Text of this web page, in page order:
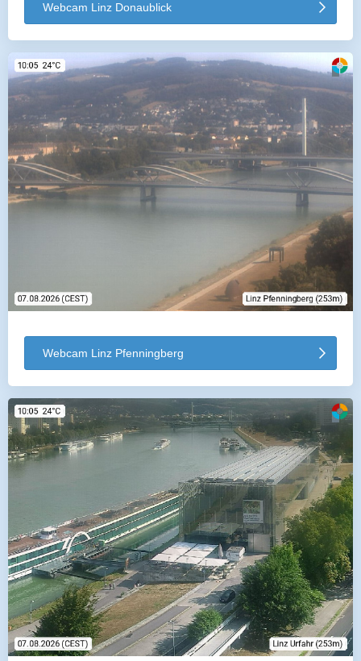
Webcam Linz Donaublick
Webcam Linz Pfenningberg